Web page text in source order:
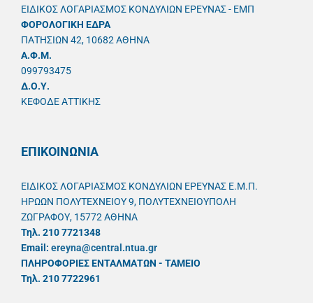
ΕΙΔΙΚΟΣ ΛΟΓΑΡΙΑΣΜΟΣ ΚΟΝΔΥΛΙΩΝ ΕΡΕΥΝΑΣ - ΕΜΠ
ΦΟΡΟΛΟΓΙΚΗ ΕΔΡΑ
ΠΑΤΗΣΙΩΝ 42, 10682 ΑΘΗΝΑ
A.Φ.Μ.
099793475
Δ.Ο.Υ.
ΚΕΦΟΔΕ ΑΤΤΙΚΗΣ
ΕΠΙΚΟΙΝΩΝΙΑ
ΕΙΔΙΚΟΣ ΛΟΓΑΡΙΑΣΜΟΣ ΚΟΝΔΥΛΙΩΝ ΕΡΕΥΝΑΣ Ε.Μ.Π.
ΗΡΩΩΝ ΠΟΛΥΤΕΧΝΕΙΟΥ 9, ΠΟΛΥΤΕΧΝΕΙΟΥΠΟΛΗ
ΖΩΓΡΑΦΟΥ, 15772 ΑΘΗΝΑ
Τηλ. 210 7721348
Email: ereyna@central.ntua.gr
ΠΛΗΡΟΦΟΡΙΕΣ ΕΝΤΑΛΜΑΤΩΝ - ΤΑΜΕΙΟ
Τηλ. 210 7722961